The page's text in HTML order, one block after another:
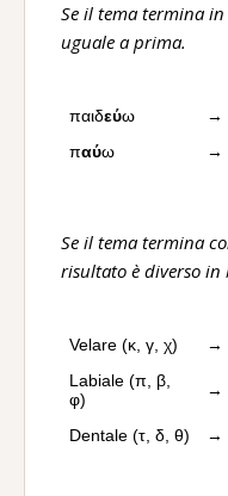
Se il tema termina
uguale a prima.
παιδεύω →
παύω →
Se il tema termina
risultato è diverso in
Velare (κ, γ, χ) →
Labiale (π, β,
φ)
→
Dentale (τ, δ, θ) →